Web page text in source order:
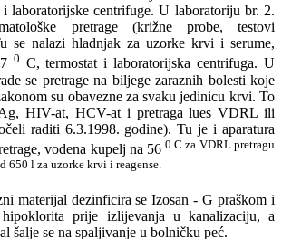
i laboratorijske centrifuge. U laboratoriju br. 2.
pretrage (križne probe, testovi
se nalazi hladnjak za uzorke krvi i serume,
0 C, termostat i laboratorijska centrifuga. U
se pretrage na biljege zaraznih bolesti koje
su obavezne za svaku jedinicu krvi. To
HIV-at, HCV-at i pretraga lues VDRL ili
raditi 6.3.1998. godine). Tu je i aparatura
vodena kupelj na 56 0 C za VDRL pretragu
650 l za uzorke krvi i reagense.
materijal dezinficira se Izosan - G praškom i
prije izlijevanja u kanalizaciju, a
šalje se na spaljivanje u bolničku peć.